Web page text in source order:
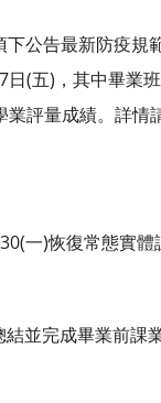
公告最新防疫規
(五)，其中畢業
評量成績。詳
一)恢復常態實體
並完成畢業前課